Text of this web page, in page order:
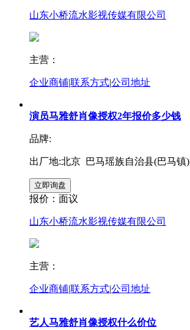
山东小桥流水影视传媒有限公司
主营：
企业商铺|联系方式|公司地址
演员马雅舒肖像授权2年报价多少钱
品牌:
出厂地:北京 巴马瑶族自治县(巴马镇)
报价： 面议
山东小桥流水影视传媒有限公司
主营：
企业商铺|联系方式|公司地址
艺人马雅舒肖像授权什么价位